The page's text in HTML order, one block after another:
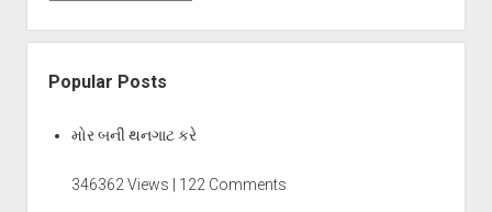
Popular Posts
મોર બની થનગાટ કરે
346362 Views | 122 Comments